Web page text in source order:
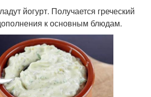
йогурт. Получается греческий
к основным блюдам.